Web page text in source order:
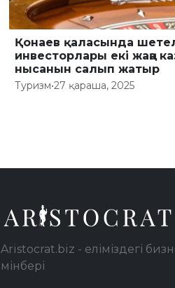
Қонаев қаласында
инвесторлары екі жаңа
нысанын салып жатыр
Туризм•27 қараша, 2025
Aristocrat.biz - еліміздегі
мінбері